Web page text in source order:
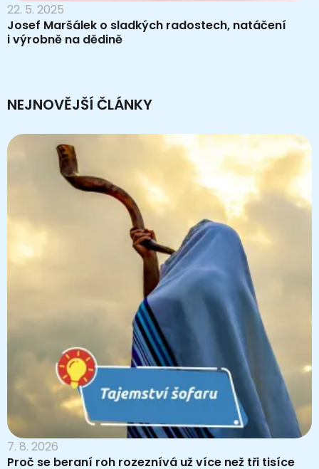
22. 5. 2025
Josef Maršálek o sladkých radostech, natáčení
i výrobně na dědině
NEJNOVĚJŠÍ ČLÁNKY
7. 8. 2026
Proč se beraní roh rozeznívá už více než tři tisíce